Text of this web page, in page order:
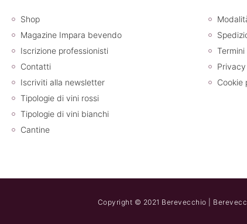
Shop
Magazine Impara bevendo
Iscrizione professionisti
Contatti
Iscriviti alla newsletter
Tipologie di vini rossi
Tipologie di vini bianchi
Cantine
Cookie
Copyright © 2021 Berevecchio |